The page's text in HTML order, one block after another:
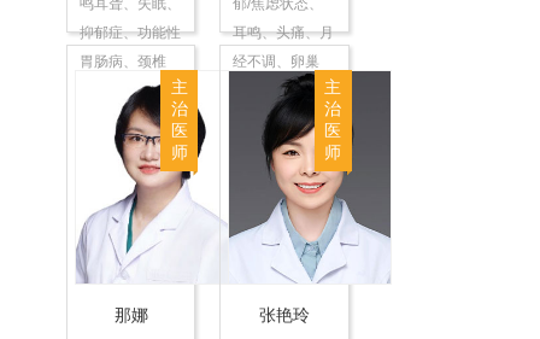
抑郁症、功能性
胃肠病、颈椎
耳鸣、头痛、月
经不调、卵巢
那娜
主
治
医
师
张艳玲
主
治
医
师